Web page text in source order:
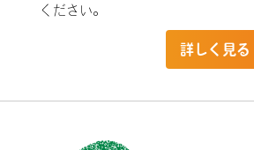
ください。
詳しく見る